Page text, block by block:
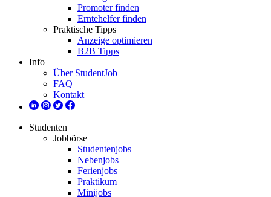
Promoter finden
Erntehelfer finden
Praktische Tipps
Anzeige optimieren
B2B Tipps
Info
Über StudentJob
FAQ
Kontakt
Studenten
Jobbörse
Studentenjobs
Nebenjobs
Ferienjobs
Praktikum
Minijobs